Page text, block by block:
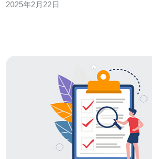
况。 在东南亚租用服务器时，价格会受到多个因素的影
2025年2月22日